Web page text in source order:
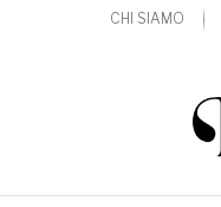
CHI SIAMO